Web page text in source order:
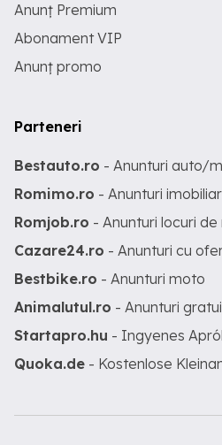
Anunț Premium
Abonament VIP
Anunț promo
Parteneri
Bestauto.ro - Anunturi auto/
Romimo.ro - Anunturi
Romjob.ro - Anunturi locuri de
Cazare24.ro - Anunturi cu
Bestbike.ro - Anunturi moto
Animalutul.ro - Anunturi
Startapro.hu - Ingyenes
Quoka.de - Kostenlose